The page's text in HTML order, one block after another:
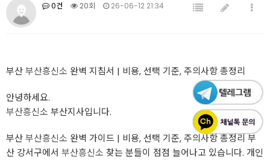
0건 20회 26-06-12 21:34
부산부산흥신소 완벽 지침서 | 비용, 선택 기준, 주의사항 총정리
안녕하세요.
부산흥신소 부산지사입니다.
부산부산흥신소 완벽 가이드 | 비용, 선택 기준, 주의사항 총정리 부
산 강서구에서 부산흥신소 찾는 분들이 점점 늘어나고 있습니다. 개인